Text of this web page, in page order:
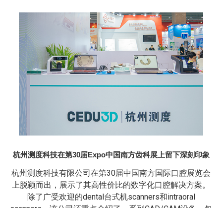
杭州测度科技在第30届Expo‌中国南方齿科展上留下深刻印象
杭州测度科技有限公司在第30届中国南方国际口腔展览会
上脱颖而出，展示了其高性价比的数字化口腔解决方案。
除了广受欢迎的‌dental台式机scanners‌和‌intraoral